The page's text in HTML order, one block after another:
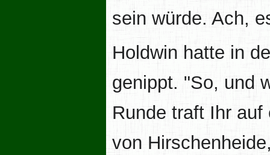
sein würde. Ach,
Holdwin hatte in
genippt. "So, und
Runde traft Ihr
von